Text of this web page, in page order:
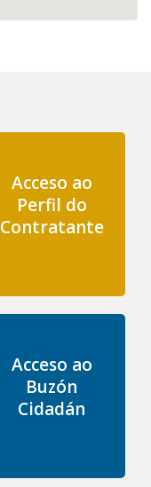
Acceso ao
Perfil do
Contratante
Acceso ao
Buzón
Cidadán